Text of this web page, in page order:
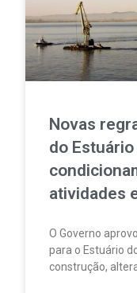
Novas
do
atividades
O Governo
para o Estuário
construção,